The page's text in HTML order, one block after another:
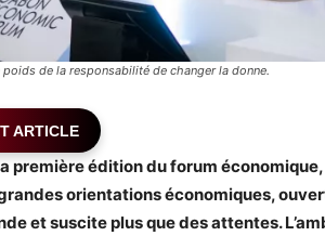
poids de la responsabilité de changer la donne.
ARTICLE
première éditiondu forum économique,
orientations économiques,
et suscite plus que des attentes.